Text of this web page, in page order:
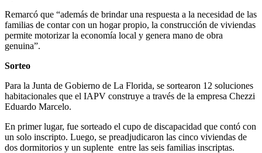
Remarcó que “además de brindar una respuesta a la necesidad de las
familias de contar con un hogar propio, la construcción de viviendas
permite motorizar la economía local y genera mano de obra
genuina”.
Sorteo
Para la Junta de Gobierno de La Florida, se sortearon 12 soluciones
habitacionales que el IAPV construye a través de la empresa Chezzi
Eduardo Marcelo.
En primer lugar, fue sorteado el cupo de discapacidad que contó con
un solo inscripto. Luego, se preadjudicaron las cinco viviendas de
dos dormitorios y un suplente entre las seis familias inscriptas.